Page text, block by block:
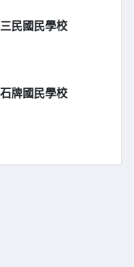
民國民學校
牌國民學校